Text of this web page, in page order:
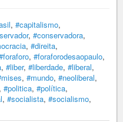
, #capitalismo,
, #conservadora,
, #direita,
, #foraforodesaopaulo,
, #liber, #liberdade, #liberal,
, #mundo, #neoliberal,
, #politica, #política,
, #socialista, #socialismo,